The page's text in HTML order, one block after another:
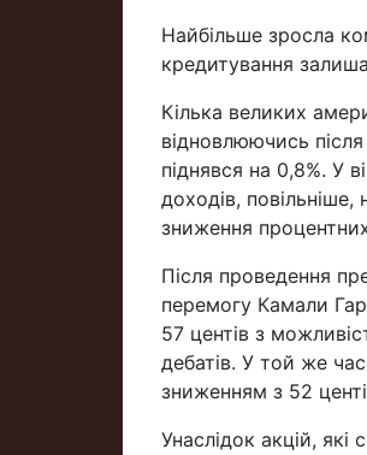
Найбільше зросла
кредитування
Кілька великих
відновлюючись
піднявся на 0,8%. У
доходів, повільніше,
зниження
Після проведення
перемогу Камали
57 центів з
дебатів. У той же
зниженням з 52
Унаслідок акцій, які